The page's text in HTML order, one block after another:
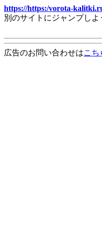
https://https:/vorota-
別のサイトにジャンプし
広告のお問い合わせはこち